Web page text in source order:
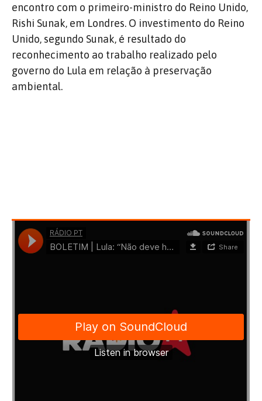
encontro com o primeiro-ministro do Reino Unido,
Rishi Sunak, em Londres. O investimento do Reino
Unido, segundo Sunak, é resultado do
reconhecimento ao trabalho realizado pelo
governo do Lula em relação à preservação
ambiental.